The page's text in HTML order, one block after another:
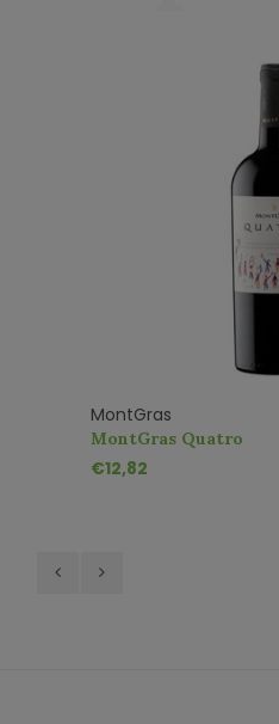
MontGras
MontGras Quatro
€12,82